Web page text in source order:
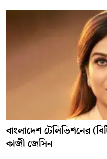
বাংলাদেশ টেলিভিশনের
কাজী জেসিন